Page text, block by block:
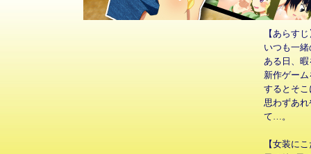
【あらす
いつも一
ある日、
新作ゲー
するとそ
思わずあ
て…。
【女装に